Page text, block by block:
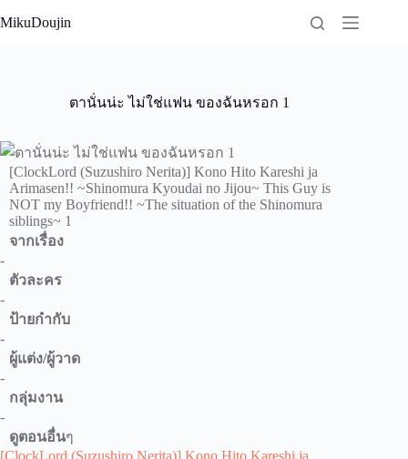
to
MikuDoujin
ตานั่นน่ะ ไม่ใช่แฟน ของฉันหรอก 1
[ClockLord (Suzushiro Nerita)] Kono Hito Kareshi ja
Arimasen!! ~Shinomura Kyoudai no Jijou~ This Guy is
NOT my Boyfriend!! ~The situation of the Shinomura
siblings~ 1
จากเรื่อง
-
ตัวละคร
-
ป้ายกำกับ
-
ผู้แต่ง/ผู้วาด
-
กลุ่มงาน
-
ดูตอนอื่นๆ
[ClockLord (Suzushiro Nerita)] Kono Hito Kareshi ja